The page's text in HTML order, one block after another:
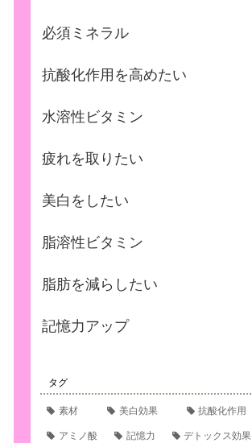
必須ミネラル
抗酸化作用を高めたい
水溶性ビタミン
疲れを取りたい
美白をしたい
脂溶性ビタミン
脂肪を減らしたい
記憶力アップ
タグ
素材 美白効果 抗酸化作用
アミノ酸 記憶力 デトックス効果